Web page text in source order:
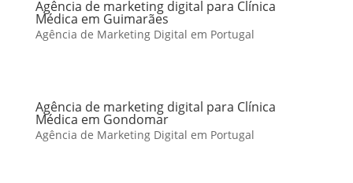
Agência de marketing digital para Clínica
Médica em Guimarães
Agência de Marketing Digital em Portugal
Agência de marketing digital para Clínica
Médica em Gondomar
Agência de Marketing Digital em Portugal